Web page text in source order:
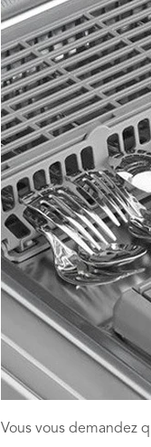
Vous vous demandez